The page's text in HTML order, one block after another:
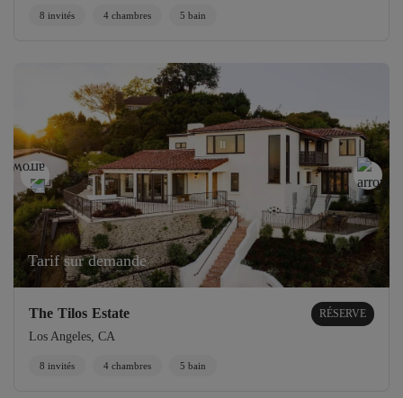
8 invités 4 chambres 5 bain
Tarif sur demande
The Tilos Estate RÉSERVE
Los Angeles, CA
8 invités 4 chambres 5 bain